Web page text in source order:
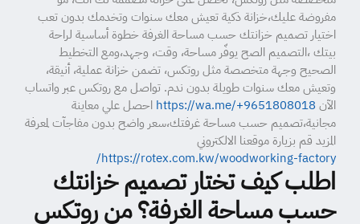
مفروضة عليك،خزانة ذكية تعيش معك سنوات وتخدمك بدون تعب
اختيار تصميم خزانتك حسب مساحة الغرفة خطوة أساسية لراحة
بيتك ،التصميم الصح يوفّر مساحة، وقت، وجهد،ومع التخطيط
الصحيح وجهة متخصصة مثل روتكس، تضمن خزانة عملية، أنيقة،
وتعيش معك سنوات طويلة بدون ندم. تواصل مع روتكس عبر واتساب
الآن https://wa.me/+9651808018 احصل علي معاينة
مجانية،تصميم حسب مساحة غرفتك،سعر واضح بدون مفاجآت لمعرفة
المزيد قم بزيارة موقعنا الالكتروني
https://rotex.com.kw/woodworking-factory/
اطلب كيف تختار تصميم خزانتك
حسب مساحة الغرفة؟ من روتكس